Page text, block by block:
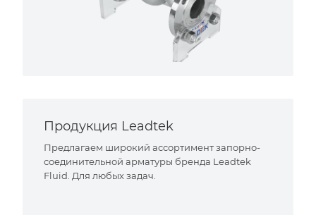
Продукция Leadtek
Предлагаем широкий ассортимент запорно-
соединительной арматуры бренда Leadtek
Fluid. Для любых задач.